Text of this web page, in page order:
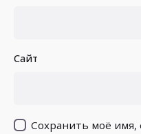
Сайт
Сохранить моё имя,